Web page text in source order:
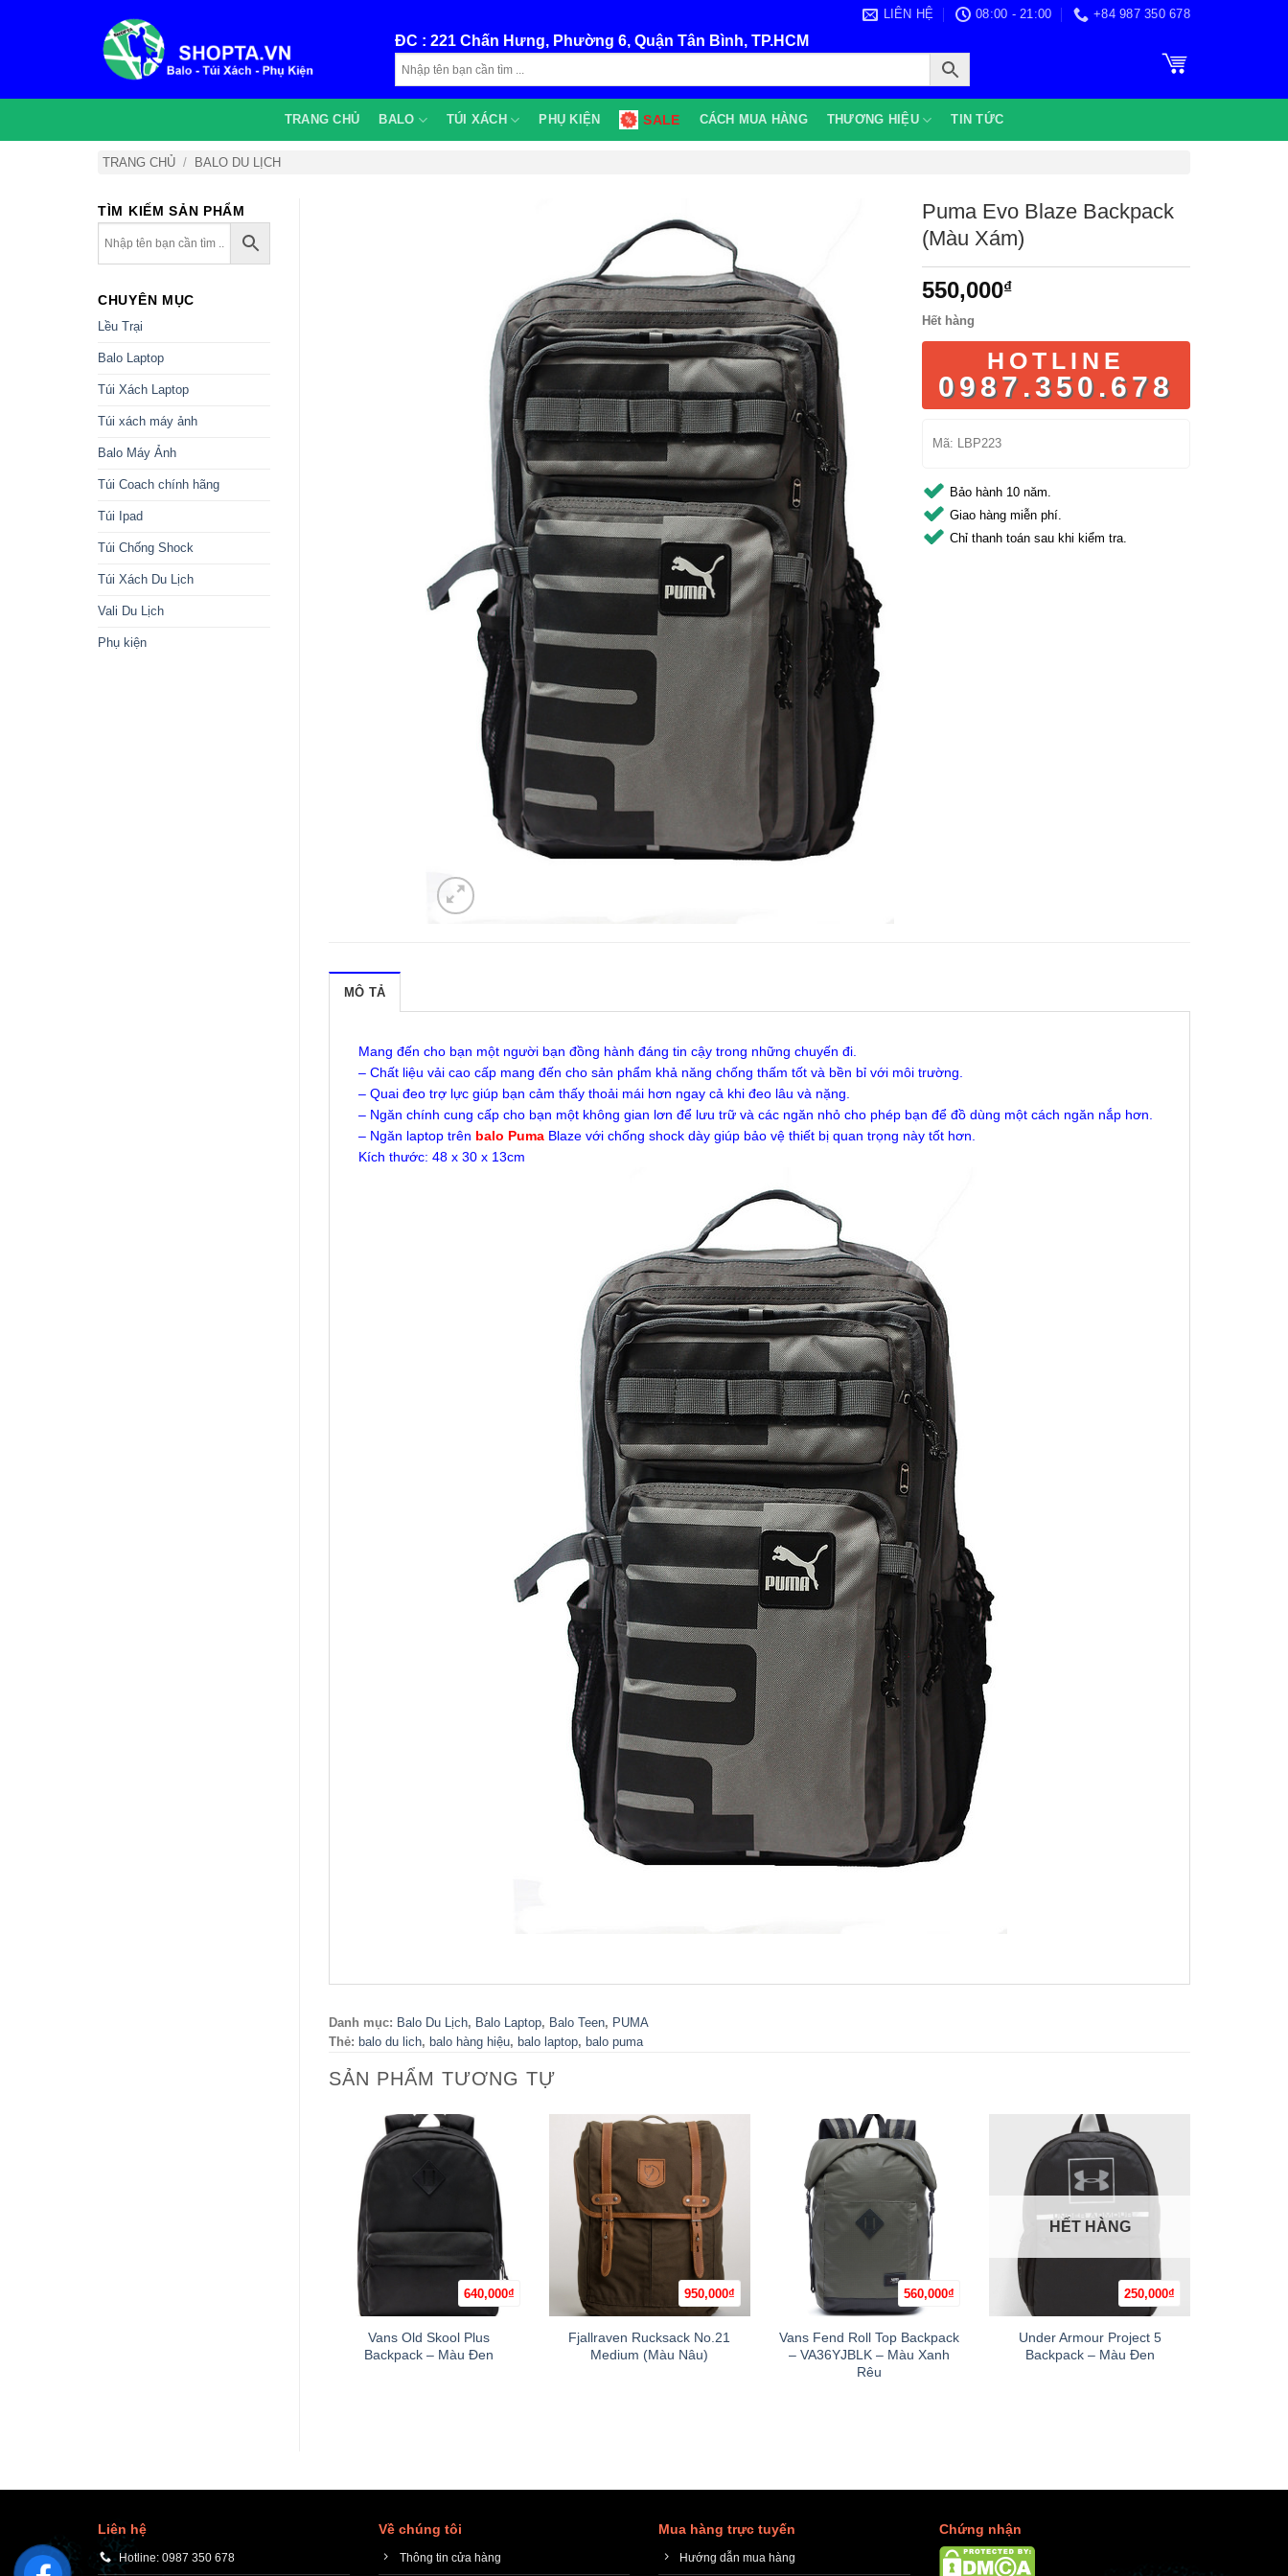
LIÊN HỆ 08:00 - 21:00 +84 987 350 678
ĐC : 221 Chấn Hưng, Phường 6, Quận Tân Bình, TP.HCM
TRANG CHỦ BALO TÚI XÁCH PHỤ KIỆN SALE CÁCH MUA HÀNG THƯƠNG HIỆU TIN TỨC
TRANG CHỦ / BALO DU LỊCH
TÌM KIẾM SẢN PHẨM
CHUYÊN MỤC
Lều Trại
Balo Laptop
Túi Xách Laptop
Túi xách máy ảnh
Balo Máy Ảnh
Túi Coach chính hãng
Túi Ipad
Túi Chống Shock
Túi Xách Du Lịch
Vali Du Lịch
Phụ kiện
Puma Evo Blaze Backpack
(Màu Xám)
550,000₫
Hết hàng
HOTLINE
0987.350.678
Mã: LBP223
Bảo hành 10 năm.
Giao hàng miễn phí.
Chỉ thanh toán sau khi kiểm tra.
MÔ TẢ
Mang đến cho bạn một người bạn đồng hành đáng tin cậy trong những chuyến đi.
– Chất liệu vải cao cấp mang đến cho sản phẩm khả năng chống thấm tốt và bền bỉ với môi trường.
– Quai đeo trợ lực giúp bạn cảm thấy thoải mái hơn ngay cả khi đeo lâu và nặng.
– Ngăn chính cung cấp cho bạn một không gian lơn để lưu trữ và các ngăn nhỏ cho phép bạn để đồ dùng một cách ngăn nắp hơn.
– Ngăn laptop trên balo Puma Blaze với chống shock dày giúp bảo vệ thiết bị quan trọng này tốt hơn.
Kích thước: 48 x 30 x 13cm
Danh mục: Balo Du Lịch, Balo Laptop, Balo Teen, PUMA
Thẻ: balo du lich, balo hàng hiệu, balo laptop, balo puma
SẢN PHẨM TƯƠNG TỰ
640,000₫
Vans Old Skool Plus
Backpack – Màu Đen
950,000₫
Fjallraven Rucksack No.21
Medium (Màu Nâu)
560,000₫
Vans Fend Roll Top Backpack
– VA36YJBLK – Màu Xanh
Rêu
250,000₫
HẾT HÀNG
Under Armour Project 5
Backpack – Màu Đen
Liên hệ
Hotline: 0987 350 678
Về chúng tôi
Thông tin cửa hàng
Mua hàng trực tuyến
Hướng dẫn mua hàng
Chứng nhận